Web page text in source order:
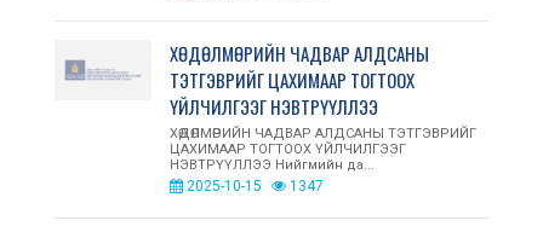
ХӨДӨЛМӨРИЙН ЧАДВАР АЛДСАНЫ
ТЭТГЭВРИЙГ ЦАХИМААР ТОГТООХ
ҮЙЛЧИЛГЭЭГ НЭВТРҮҮЛЛЭЭ
ХӨДӨЛМӨРИЙН ЧАДВАР АЛДСАНЫ ТЭТГЭВРИЙГ
ЦАХИМААР ТОГТООХ ҮЙЛЧИЛГЭЭГ
НЭВТРҮҮЛЛЭЭ Нийгмийн да...
2025-10-15 1347